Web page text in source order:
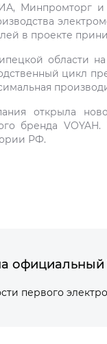
Минпромторг и
в проекте
области
цикл
открыла
бренда
РФ.
официальный
первого